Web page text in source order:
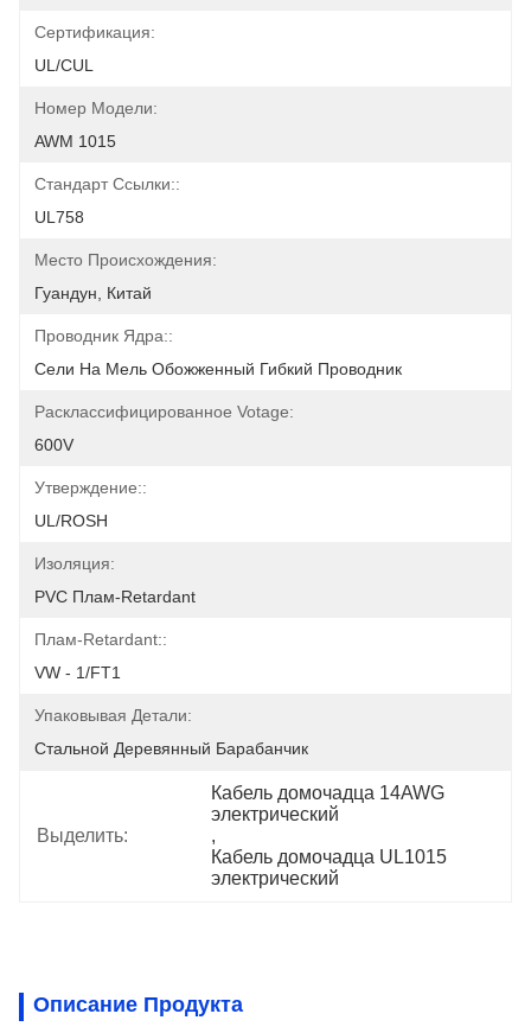
Сертификация:
UL/CUL
Номер Модели:
AWM 1015
Стандарт Ссылки::
UL758
Место Происхождения:
Гуандун, Китай
Проводник Ядра::
Сели На Мель Обожженный Гибкий Проводник
Расклассифицированное Votage:
600V
Утверждение::
UL/ROSH
Изоляция:
PVC Плам-Retardant
Плам-Retardant::
VW - 1/FT1
Упаковывая Детали:
Стальной Деревянный Барабанчик
Выделить:
Кабель домочадца 14AWG
электрический
,
Кабель домочадца UL1015
электрический
Описание Продукта